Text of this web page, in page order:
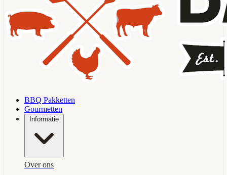
BBQ Pakketten
Gourmetten
Informatie
Over ons